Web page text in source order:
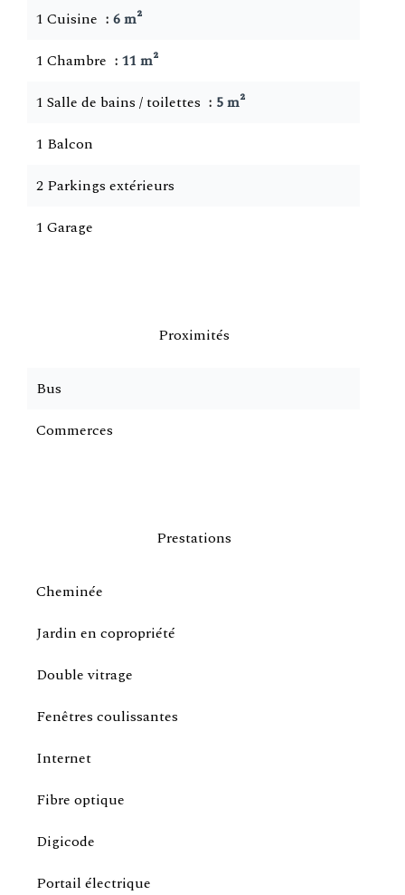
1 Cuisine
6 m²
1 Chambre
11 m²
1 Salle de bains / toilettes
5 m²
1 Balcon
2 Parkings extérieurs
1 Garage
Proximités
Bus
Commerces
Prestations
Cheminée
Jardin en copropriété
Double vitrage
Fenêtres coulissantes
Internet
Fibre optique
Digicode
Portail électrique